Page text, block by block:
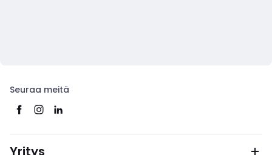
Seuraa meitä
Yritys